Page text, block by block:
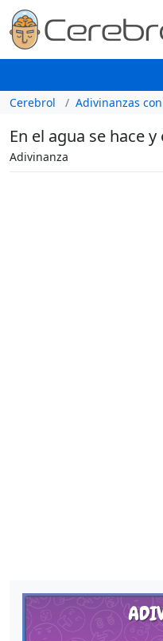
Cerebrol Adivinanzas
En el agua se hace
Adivinanza